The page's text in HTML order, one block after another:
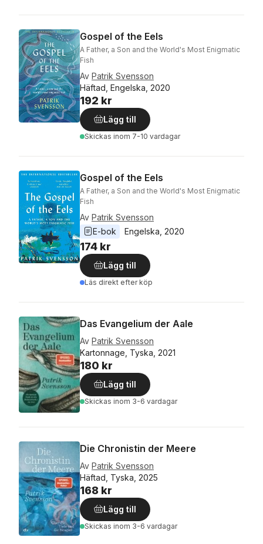
Gospel of the Eels
A Father, a Son and the World's Most Enigmatic
Fish
Av Patrik Svensson
Häftad, Engelska, 2020
192 kr
Lägg till
Skickas inom 7-10 vardagar
Gospel of the Eels
A Father, a Son and the World's Most Enigmatic
Fish
Av Patrik Svensson
E-bok
Engelska 2020
174 kr
Lägg till
Läs direkt efter köp
Das Evangelium der Aale
Av Patrik Svensson
Kartonnage, Tyska, 2021
180 kr
Lägg till
Skickas inom 3-6 vardagar
Die Chronistin der Meere
Av Patrik Svensson
Häftad, Tyska, 2025
168 kr
Lägg till
Skickas inom 3-6 vardagar